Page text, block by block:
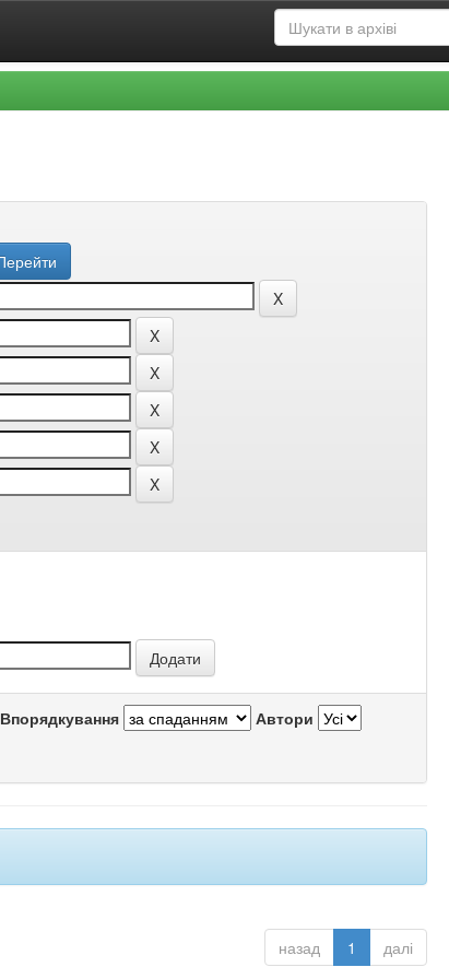
Впорядкування Автори
назад 1 далі